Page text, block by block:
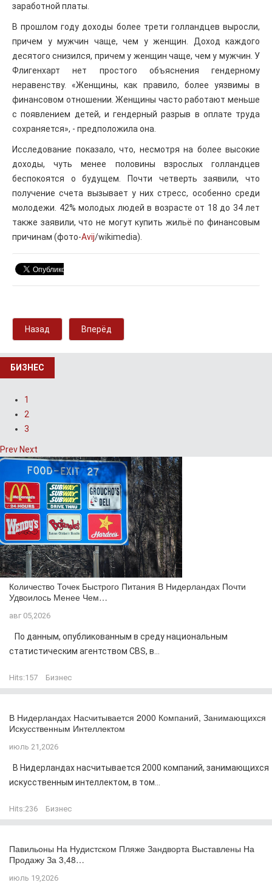
заработной платы.
В прошлом году доходы более трети голландцев выросли,
причем у мужчин чаще, чем у женщин. Доход каждого
десятого снизился, причем у женщин чаще, чем у мужчин. У
Флигенхарт нет простого объяснения гендерному
неравенству. «Женщины, как правило, более уязвимы в
финансовом отношении. Женщины часто работают меньше
с появлением детей, и гендерный разрыв в оплате труда
сохраняется», - предположила она.
Исследование показало, что, несмотря на более высокие
доходы, чуть менее половины взрослых голландцев
беспокоятся о будущем. Почти четверть заявили, что
получение счета вызывает у них стресс, особенно среди
молодежи. 42% молодых людей в возрасте от 18 до 34 лет
также заявили, что не могут купить жильё по финансовым
причинам (фото-Avij/wikimedia).
Назад Вперёд
БИЗНЕС
1
2
3
Prev Next
Количество Точек Быстрого Питания В Нидерландах Почти
Удвоилось Менее Чем…
авг 05,2026
По данным, опубликованным в среду национальным
статистическим агентством CBS, в...
Hits:157 Бизнес
В Нидерландах Насчитывается 2000 Компаний, Занимающихся
Искусственным Интеллектом
июль 21,2026
В Нидерландах насчитывается 2000 компаний, занимающихся
искусственным интеллектом, в том...
Hits:236 Бизнес
Павильоны На Нудистском Пляже Зандворта Выставлены На
Продажу За 3,48…
июль 19,2026